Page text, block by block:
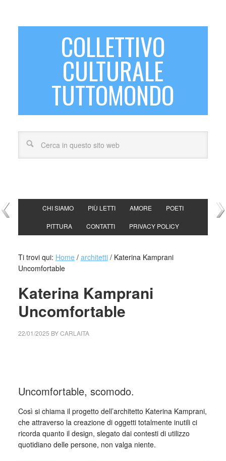
COLLETTIVO
CULTURALE
TUTTOMONDO
CHI SIAMO PIÙ LETTI AMORE POETI
PITTURA CONTATTI PRIVACY POLICY
Ti trovi qui: Home / architetti /Katerina Kamprani
Uncomfortable
Katerina Kamprani
Uncomfortable
22/01/2025 BYCARLAITA
Uncomfortable, scomodo.
Così si chiama il progetto dell’architetto Katerina Kamprani,
che attraverso la creazione di oggetti totalmente inutili ci
ricorda quanto il design, slegato dai contesti di utilizzo
quotidiano delle persone, non valga niente.